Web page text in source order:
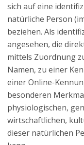
sich auf eine
natürliche Person
beziehen. Als
angesehen, die
mittels Zuordnung
Namen, zu einer
einer Online-
besonderen
physiologischen,
wirtschaftlichen,
dieser natürlichen